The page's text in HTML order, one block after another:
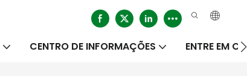
CENTRO DE INFORMAÇÕES ENTRE EM